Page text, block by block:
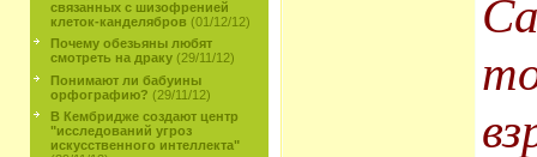
связанных с шизофренией
клеток-канделябров (01/12/12)
Почему обезьяны любят
смотреть на драку (29/11/12)
Понимают ли бабуины
орфографию? (29/11/12)
В Кембридже создают центр
"исследований угроз
искусственного интеллекта"